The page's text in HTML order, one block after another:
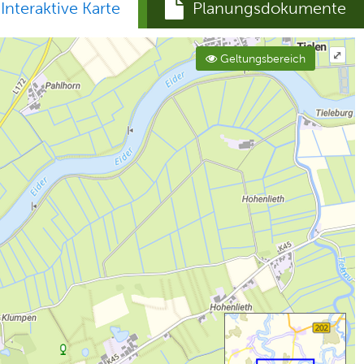
Interaktive Karte Planungsdokumente
Geltungsbereich ⤢